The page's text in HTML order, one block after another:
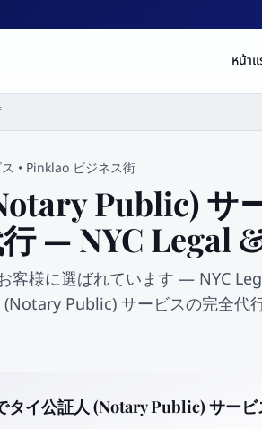
หน้า
• Pinklao ビジネス街
Public) サ
— NYC Legal
客様に選ばれています — NYC
Public) サービスの完全代
イ公証人 (Notary Public) サー